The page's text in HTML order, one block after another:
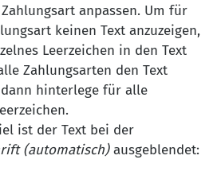
anpassen. Um für
keinen Text anzuzeigen,
Leerzeichen in den Text
Zahlungsarten den Text
hinterlege für alle
ist der Text bei der
(automatisch)ausgeblendet: